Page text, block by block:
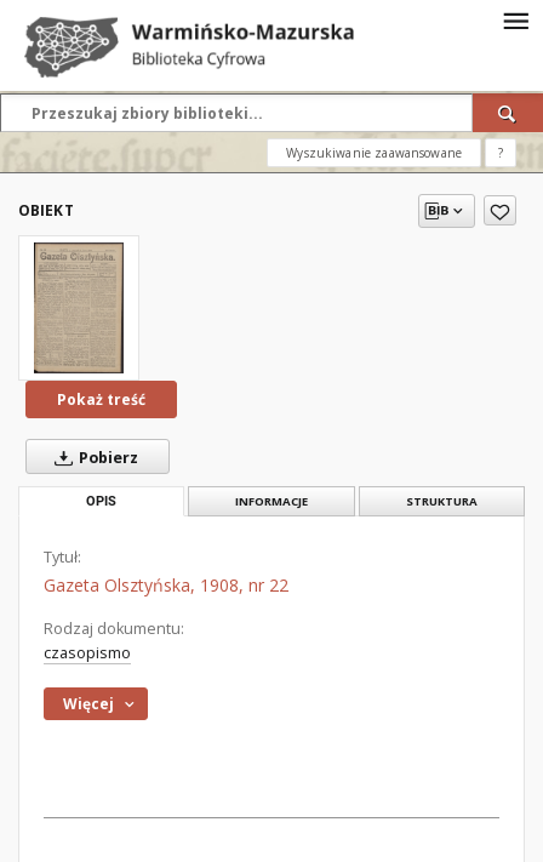
Wyszukiwanie zaawansowane ?
OBIEKT
Pokaż treść
Pobierz
OPIS INFORMACJE STRUKTURA
Tytuł:
Gazeta Olsztyńska, 1908, nr 22
Rodzaj dokumentu:
czasopismo
Więcej